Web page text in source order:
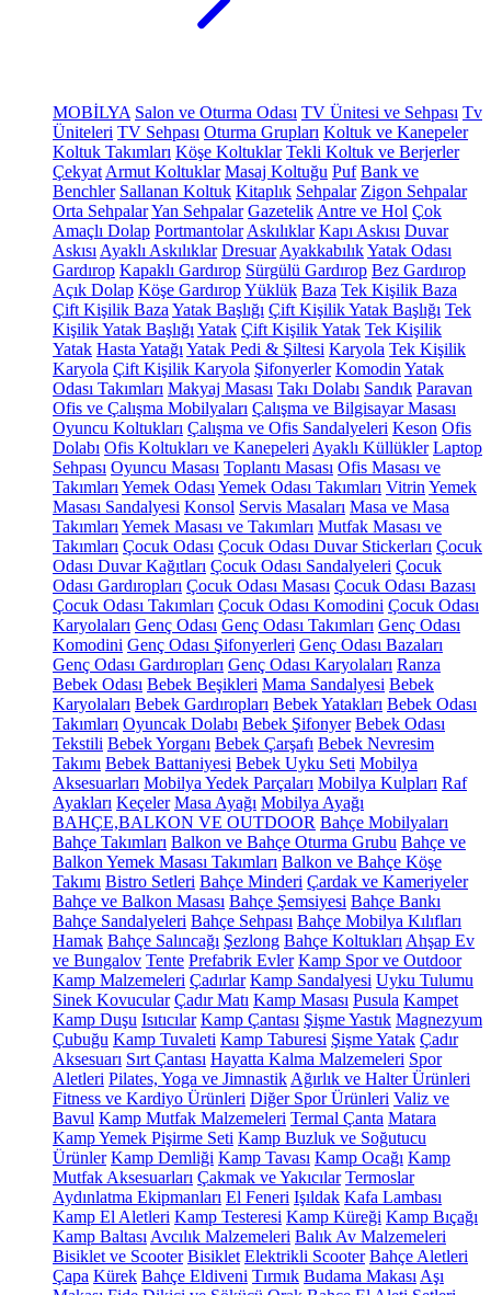
MOBİLYA Salon ve Oturma Odası TV Ünitesi ve Sehpası Tv
Üniteleri TV Sehpası Oturma Grupları Koltuk ve Kanepeler
Koltuk Takımları Köşe Koltuklar Tekli Koltuk ve Berjerler
Çekyat Armut Koltuklar Masaj Koltuğu Puf Bank ve
Benchler Sallanan Koltuk Kitaplık Sehpalar Zigon Sehpalar
Orta SehpalarYan Sehpalar Gazetelik Antre ve Hol Çok
Amaçlı Dolap Portmantolar Askılıklar Kapı Askısı Duvar
Askısı Ayaklı Askılıklar Dresuar AyakkabılıkYatak Odası
Gardırop Kapaklı Gardırop Sürgülü Gardırop Bez Gardırop
Açık Dolap Köşe GardıropYüklük Baza Tek Kişilik Baza
Çift Kişilik Baza Yatak Başlığı Çift Kişilik Yatak Başlığı Tek
Kişilik Yatak Başlığı Yatak Çift Kişilik Yatak Tek Kişilik
Yatak Hasta Yatağı Yatak Pedi & Şiltesi Karyola Tek Kişilik
Karyola Çift Kişilik Karyola Şifonyerler Komodin Yatak
Odası Takımları Makyaj Masası Takı Dolabı Sandık Paravan
Ofis ve Çalışma Mobilyaları Çalışma ve Bilgisayar Masası
Oyuncu Koltukları Çalışma ve Ofis Sandalyeleri Keson Ofis
Dolabı Ofis Koltukları ve Kanepeleri Ayaklı Küllükler Laptop
Sehpası Oyuncu Masası Toplantı Masası Ofis Masası ve
Takımları Yemek Odası Yemek Odası Takımları Vitrin Yemek
Masası Sandalyesi Konsol Servis Masaları Masa ve Masa
Takımları Yemek Masası ve Takımları Mutfak Masası ve
Takımları Çocuk Odası Çocuk Odası Duvar Stickerları Çocuk
Odası Duvar Kağıtları Çocuk Odası Sandalyeleri Çocuk
Odası Gardıropları Çocuk Odası Masası Çocuk Odası Bazası
Çocuk Odası Takımları Çocuk Odası Komodini Çocuk Odası
Karyolaları Genç Odası Genç Odası Takımları Genç Odası
Komodini Genç Odası Şifonyerleri Genç Odası Bazaları
Genç Odası Gardıropları Genç Odası Karyolaları Ranza
Bebek Odası Bebek Beşikleri Mama Sandalyesi Bebek
Karyolaları Bebek Gardıropları Bebek Yatakları Bebek Odası
Takımları Oyuncak Dolabı Bebek Şifonyer Bebek Odası
Tekstili Bebek Yorganı Bebek Çarşafı Bebek Nevresim
Takımı Bebek Battaniyesi Bebek Uyku Seti Mobilya
Aksesuarları Mobilya Yedek Parçaları Mobilya Kulpları Raf
Ayakları Keçeler Masa Ayağı Mobilya Ayağı
BAHÇE,BALKON VE OUTDOOR Bahçe Mobilyaları
Bahçe Takımları Balkon ve Bahçe Oturma Grubu Bahçe ve
Balkon Yemek Masası Takımları Balkon ve Bahçe Köşe
Takımı Bistro Setleri Bahçe Minderi Çardak ve Kameriyeler
Bahçe ve Balkon Masası Bahçe Şemsiyesi Bahçe Bankı
Bahçe Sandalyeleri Bahçe Sehpası Bahçe Mobilya Kılıfları
Hamak Bahçe Salıncağı Şezlong Bahçe Koltukları Ahşap Ev
ve Bungalov Tente Prefabrik Evler Kamp Spor ve Outdoor
Kamp Malzemeleri Çadırlar Kamp Sandalyesi Uyku Tulumu
Sinek Kovucular Çadır Matı Kamp Masası Pusula Kampet
Kamp Duşu Isıtıcılar Kamp Çantası Şişme Yastık Magnezyum
Çubuğu Kamp Tuvaleti Kamp Taburesi Şişme Yatak Çadır
Aksesuarı Sırt Çantası Hayatta Kalma Malzemeleri Spor
Aletleri Pilates, Yoga ve Jimnastik Ağırlık ve Halter Ürünleri
Fitness ve Kardiyo Ürünleri Diğer Spor Ürünleri Valiz ve
Bavul Kamp Mutfak Malzemeleri Termal Çanta Matara
Kamp Yemek Pişirme Seti Kamp Buzluk ve Soğutucu
Ürünler Kamp Demliği Kamp Tavası Kamp Ocağı Kamp
Mutfak Aksesuarları Çakmak ve Yakıcılar Termoslar
Aydınlatma Ekipmanları El Feneri Işıldak Kafa Lambası
Kamp El Aletleri Kamp Testeresi Kamp Küreği Kamp Bıçağı
Kamp Baltası Avcılık Malzemeleri Balık Av Malzemeleri
Bisiklet ve Scooter Bisiklet Elektrikli Scooter Bahçe Aletleri
Çapa Kürek Bahçe Eldiveni Tırmık Budama Makası Aşı